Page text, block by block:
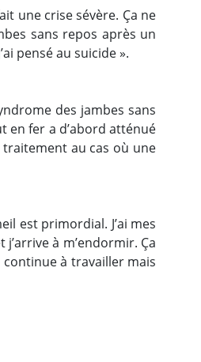
une crise sévère. Ça ne
sans repos après un
pensé au suicide ».
des jambes sans
en fer a d’abord atténué
traitement au cas où une
est primordial. J’ai mes
à m’endormir. Ça
continue à travailler mais